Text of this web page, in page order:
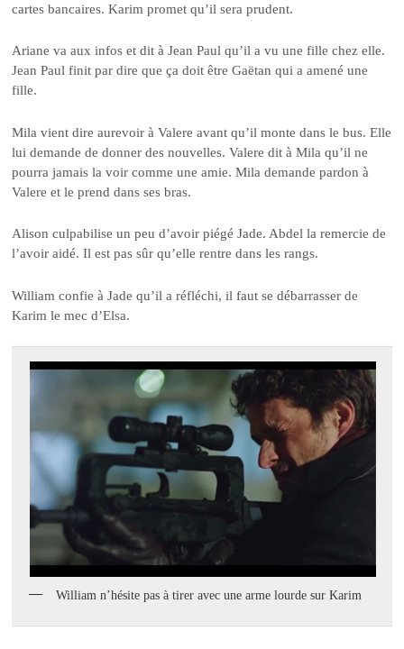
cartes bancaires. Karim promet qu’il sera prudent.
Ariane va aux infos et dit à Jean Paul qu’il a vu une fille chez elle.
Jean Paul finit par dire que ça doit être Gaëtan qui a amené une
fille.
Mila vient dire aurevoir à Valere avant qu’il monte dans le bus. Elle
lui demande de donner des nouvelles. Valere dit à Mila qu’il ne
pourra jamais la voir comme une amie. Mila demande pardon à
Valere et le prend dans ses bras.
Alison culpabilise un peu d’avoir piégé Jade. Abdel la remercie de
l’avoir aidé. Il est pas sûr qu’elle rentre dans les rangs.
William confie à Jade qu’il a réfléchi, il faut se débarrasser de
Karim le mec d’Elsa.
William n’hésite pas à tirer avec une arme lourde sur Karim